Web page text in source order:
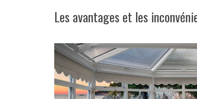
Les avantages et les